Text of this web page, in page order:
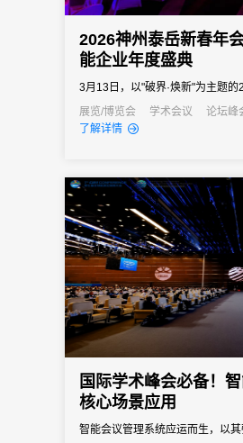
2026神州泰岳新春年
能企业年度盛典
3月13日，以"破界·焕新"为主题
家会议中心成功举办。来自全国
2025奋进征程，共启AI时代的战
展览/博览会 学术会议 论坛峰
了解详情
国际学术峰会必备！
核心场景应用
智能会议管理系统应运而生，以